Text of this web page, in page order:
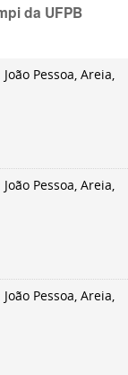
da UFPB
Pessoa, Areia,
Pessoa, Areia,
Pessoa, Areia,